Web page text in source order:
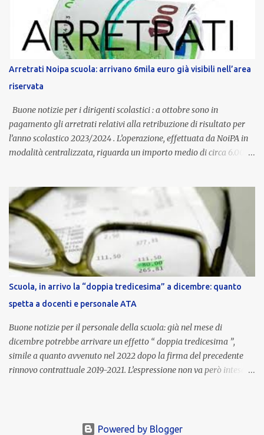
normativa nazionale e con l’obiettivo di offrire maggiore tutela e
supporto in situazioni delicate. L’indennità provinciale per i docenti
è un unicum in Italia: si tratta di una misura esclusiva della
Provincia autonoma di Bolzano, che integra in maniera stabile lo
stipendio nazionale grazie alle prerogative garantite
dall’autonomia locale. Non è un bonus temporaneo né un
compenso accessorio, ma una voce strutturale di retribuzione,
aggiornata periodicamente in base al cost...
Arretrati Noipa scuola: arrivano 6mila euro già visibili nell’area
riservata
Buone notizie per i dirigenti scolastici : a ottobre sono in
pagamento gli arretrati relativi alla retribuzione di risultato per
l’anno scolastico 2023/2024 . L’operazione, effettuata da NoiPA in
modalità centralizzata, riguarda un importo medio di circa 6.000
ordinaria di ottobre . Cos’è la retribuzione di risultato La
retribuzione di risultato rappresenta la parte variabile dello
stipendio dei dirigenti scolastici. Viene corrisposta per valorizzare
la qualità dell’attività svolta, la gestione delle risorse e il
raggiungimento degli obiettivi fissati dal Ministero dell’Istruzione
e del Merito (MIM) . Per l’anno scolastico 2023/2024, il MIM ha
completato la procedura di valutazione e trasmesso i dati a NoiPA,
che ha poi disposto la liquidazione automatica in busta paga . Gli
importi e le trattenute L’importo medio lordo riconosciuto è di 6....
Scuola, in arrivo la “doppia tredicesima” a dicembre: quanto
spetta a docenti e personale ATA
Buone notizie per il personale della scuola: già nel mese di
dicembre potrebbe arrivare un effetto “ doppia tredicesima ”,
simile a quanto avvenuto nel 2022 dopo la firma del precedente
rinnovo contrattuale 2019-2021. L’espressione non va però intesa in
un’integrazione straordinaria che, pur non raggiungendo l’importo
Powered by Blogger